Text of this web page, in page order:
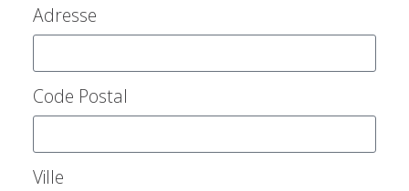
Adresse
Code Postal
Ville